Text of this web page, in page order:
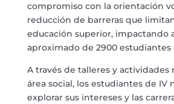
compromiso con la orientación
reducción de barreras que
educación superior, impactando
aproximado de 2900 estudiantes
A través de talleres y actividades
área social, los estudiantes de IV
explorar sus intereses y las